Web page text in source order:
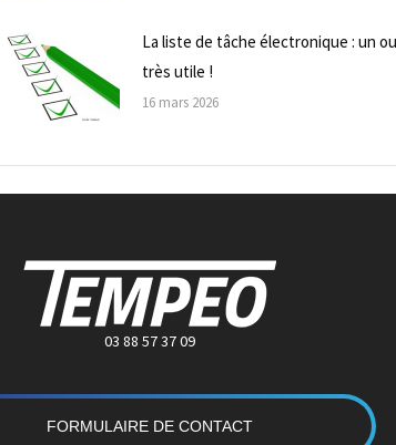
La liste de tâche électronique : un
très utile !
16 mars 2026
03 88 57 37 09
FORMULAIRE DE CONTACT